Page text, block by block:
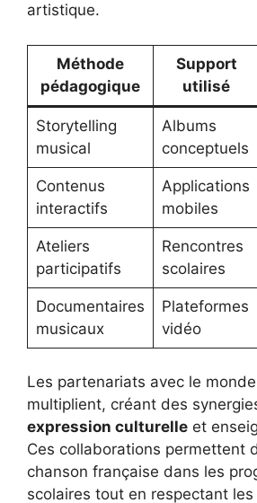
artistique.
Méthode
pédagogique
Support
utilisé
Storytelling
musical
Albums
conceptuels
Contenus
interactifs
Applications
mobiles
Ateliers
participatifs
Rencontres
scolaires
Documentaires
musicaux
Plateformes
vidéo
Les partenariats avec le
multiplient, créant des
expression culturelle et
Ces collaborations permettent
chanson française dans les
scolaires tout en respectant